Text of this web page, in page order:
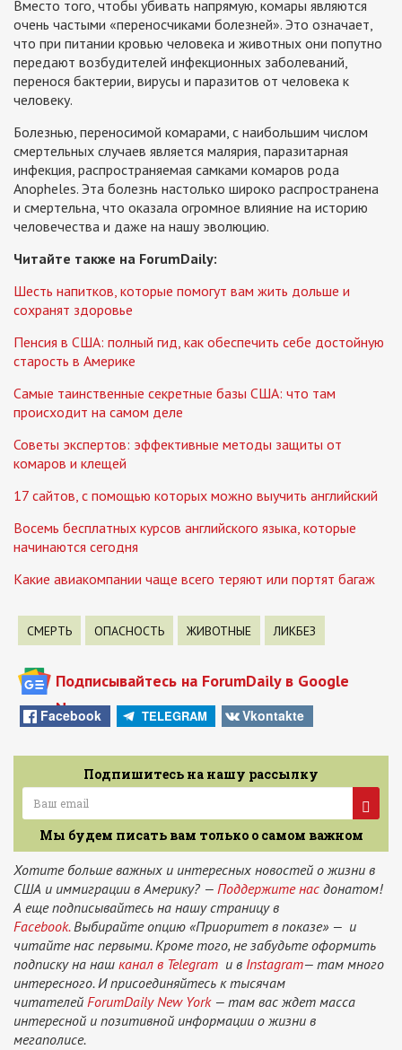
Вместо того, чтобы убивать напрямую, комары являются
очень частыми «переносчиками болезней». Это означает,
что при питании кровью человека и животных они попутно
передают возбудителей инфекционных заболеваний,
перенося бактерии, вирусы и паразитов от человека к
человеку.
Болезнью, переносимой комарами, с наибольшим числом
смертельных случаев является малярия, паразитарная
инфекция, распространяемая самками комаров рода
Anopheles. Эта болезнь настолько широко распространена
и смертельна, что оказала огромное влияние на историю
человечества и даже на нашу эволюцию.
Читайте также на ForumDaily:
Шесть напитков, которые помогут вам жить дольше и
сохранят здоровье
Пенсия в США: полный гид, как обеспечить себе достойную
старость в Америке
Самые таинственные секретные базы США: что там
происходит на самом деле
Советы экспертов: эффективные методы защиты от
комаров и клещей
17 сайтов, с помощью которых можно выучить английский
Восемь бесплатных курсов английского языка, которые
начинаются сегодня
Какие авиакомпании чаще всего теряют или портят багаж
СМЕРТЬ ОПАСНОСТЬ ЖИВОТНЫЕ ЛИКБЕЗ
Подписывайтесь на ForumDaily в Google
News
Facebook TELEGRAM Vkontakte
Подпишитесь на нашу рассылку
Мы будем писать вам только о самом важном
Хотите больше важных и интересных новостей о жизни в
США и иммиграции в Америку? — Поддержите нас донатом!
А еще подписывайтесь на нашу страницу в
Facebook.Выбирайте опцию «Приоритет в показе» — и
читайте нас первыми. Кроме того, не забудьте оформить
подписку на наш канал в Telegram и в Instagram— там много
интересного. И присоединяйтесь к тысячам
читателей ForumDaily New York— там вас ждет масса
интересной и позитивной информации о жизни в
мегаполисе.